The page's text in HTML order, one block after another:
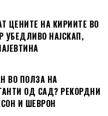
ЦЕНИТЕ НА КИРИИТЕ ВО
УБЕДЛИВО НАЈСКАП,
ВО ПОЛЗА НА
ОД САД? РЕКОРДНИ
И ШЕВРОН